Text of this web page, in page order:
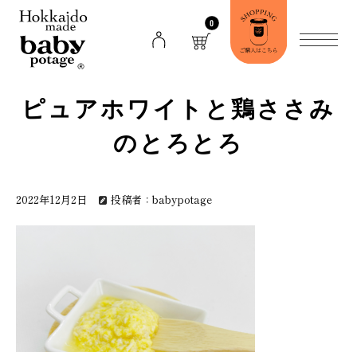
0
ピュアホワイトと鶏ささみ
のとろとろ
2022年12月2日 投稿者：babypotage